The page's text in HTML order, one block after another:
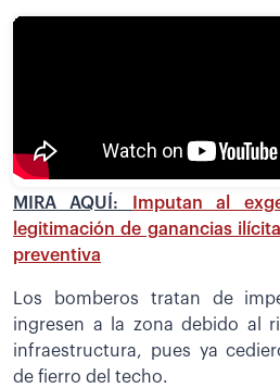
MIRA AQUÍ:
Imputan al
legitimación de ganancias
preventiva
Los bomberos tratan de
ingresen a la zona debido al
infraestructura, pues ya
de fierro del techo.